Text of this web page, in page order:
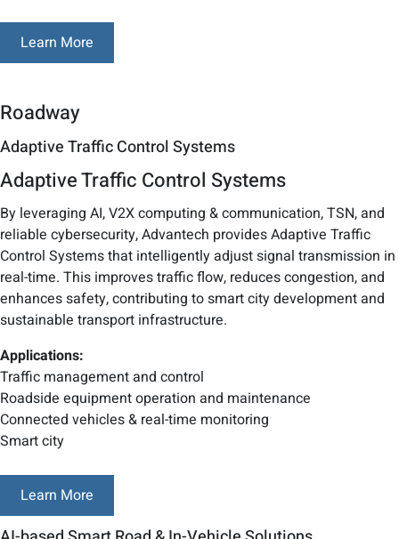
Learn More
Roadway
Adaptive Traffic Control Systems
Adaptive Traffic Control Systems
By leveraging AI, V2X computing & communication, TSN, and
reliable cybersecurity, Advantech provides Adaptive Traffic
Control Systems that intelligently adjust signal transmission in
real-time. This improves traffic flow, reduces congestion, and
enhances safety, contributing to smart city development and
sustainable transport infrastructure.
Applications:
Traffic management and control
Roadside equipment operation and maintenance
Connected vehicles & real-time monitoring
Smart city
Learn More